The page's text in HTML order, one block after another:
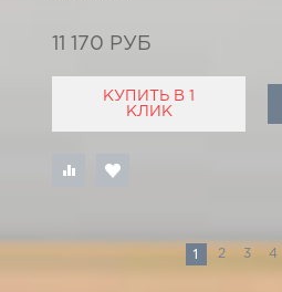
11 170 РУБ
КУПИТЬ В 1
КЛИК
1 2 3 4